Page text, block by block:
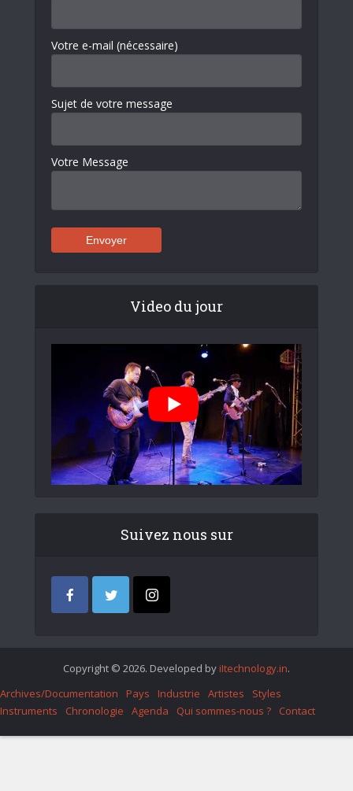
Votre e-mail (nécessaire)
Sujet de votre message
Votre Message
Video du jour
Suivez nous sur
Copyright © 2026. Developed by iItechnology.in.
Archives/Documentation
Pays Industrie Artistes
Styles
Instruments
Chronologie Agenda Qui sommes-nous ? Contact